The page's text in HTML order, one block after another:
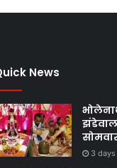
News
3